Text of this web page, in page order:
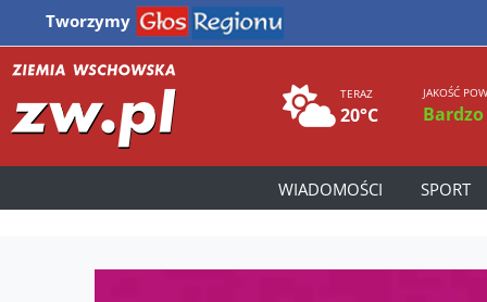
Tworzymy
TERAZ
20°C
JAKOŚĆ
WIADOMOŚCI SPORT